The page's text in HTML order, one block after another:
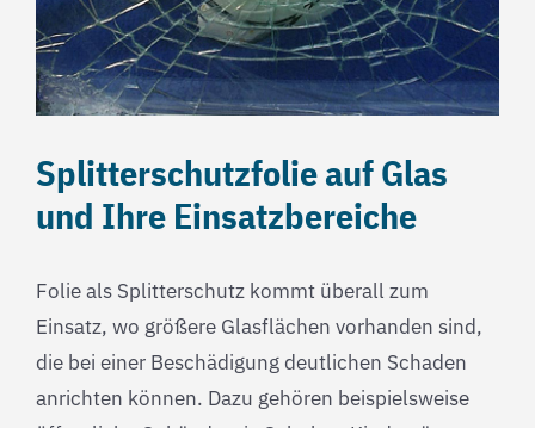
Splitterschutzfolie auf Glas
und Ihre Einsatzbereiche
Folie als Splitterschutz kommt überall zum
Einsatz, wo größere Glasflächen vorhanden sind,
die bei einer Beschädigung deutlichen Schaden
anrichten können. Dazu gehören beispielsweise